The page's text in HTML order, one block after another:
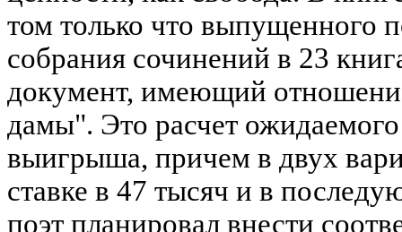
том только что выпущенного
собрания сочинений в 23
документ, имеющий
дамы". Это расчет
выигрыша, причем в двух
ставке в 47 тысяч и в
поэт планировал внести